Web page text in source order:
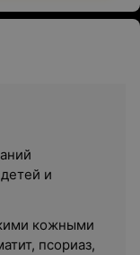
и
кожными
псориаз,